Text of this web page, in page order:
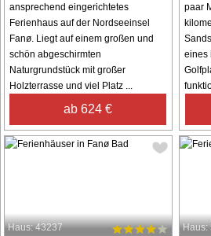
ansprechend eingerichtetes
Ferienhaus auf der Nordseeinsel
Fanø. Liegt auf einem großen und
schön abgeschirmten
Naturgrundstück mit großer
Holzterrasse und viel Platz ...
ab 624 €
paar
eines
Haus: 43237 Haus: